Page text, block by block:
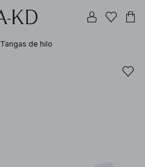
Tangas de hilo